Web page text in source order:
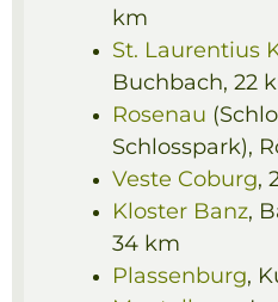
km
St. Laurentius
Buchbach, 22
Rosenau
Schlosspark),
Veste Coburg,
Kloster Banz,
34 km
Plassenburg,